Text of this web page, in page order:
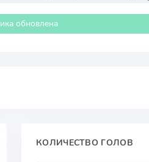
обновлена
КОЛИЧЕСТВО ГОЛОВ